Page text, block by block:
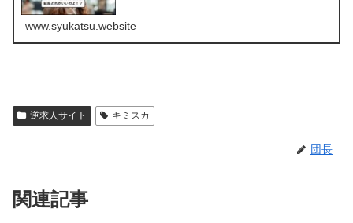
www.syukatsu.website
逆求人サイト キミスカ
団長
関連記事